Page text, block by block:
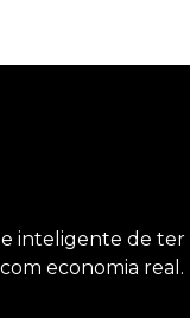
inteligente de ter
economia real.